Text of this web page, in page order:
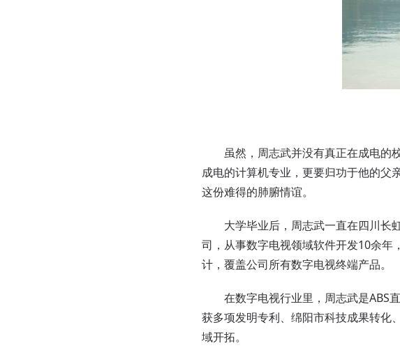
虽然，周志武并没有真正在成电的校
成电的计算机专业，更要归功于他的父
这份难得的肺腑情谊。
大学毕业后，周志武一直在四川长虹
司，从事数字电视领域软件开发10余年
计，覆盖公司所有数字电视终端产品。
在数字电视行业里，周志武是ABS直
获多项发明专利、绵阳市科技成果转化
域开拓。